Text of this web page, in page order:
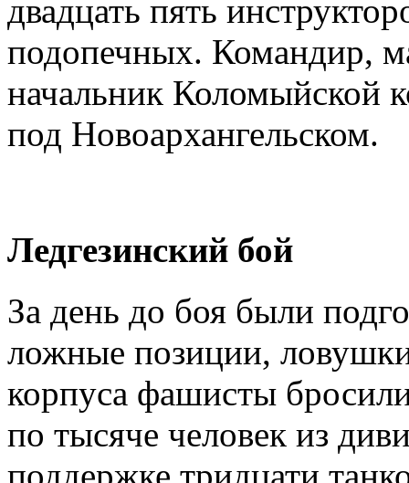
двадцать пять
подопечных. Командир,
начальник Коломыйской
под Новоархангельском.
Ледгезинский бой
За день до боя были
ложные позиции,
корпуса фашисты
по тысяче человек из
поддержке тридцати